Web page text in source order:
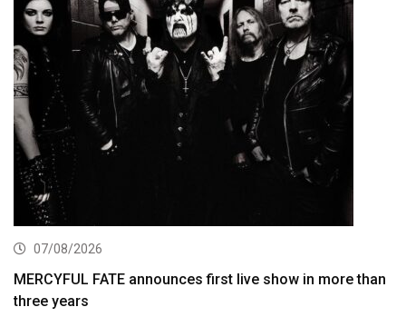
07/08/2026
MERCYFUL FATE announces first live show in more than
three years